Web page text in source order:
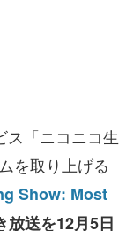
ス「ニコニコ生
を取り上げる
Show: Most
放送を12月5日